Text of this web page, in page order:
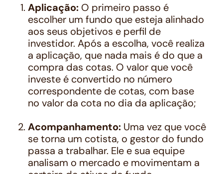
Aplicação: O primeiro passo é
escolher um fundo que esteja alinhado
aos seus objetivos e perfil de
investidor. Após a escolha, você realiza
a aplicação, que nada mais é do que a
compra das cotas. O valor que você
investe é convertido no número
correspondente de cotas, com base
no valor da cota no dia da aplicação;
Acompanhamento: Uma vez que você
se torna um cotista, o gestor do fundo
passa a trabalhar. Ele e sua equipe
analisam o mercado e movimentam a